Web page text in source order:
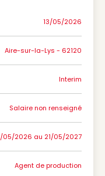
13/05/2026
Aire-sur-la-Lys - 62120
Interim
Salaire non renseigné
05/2026 au 21/05/2027
Agent de production